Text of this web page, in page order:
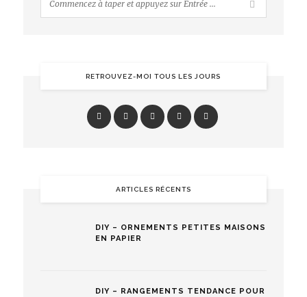
RETROUVEZ-MOI TOUS LES JOURS
ARTICLES RÉCENTS
DIY – ORNEMENTS PETITES MAISONS
EN PAPIER
DIY – RANGEMENTS TENDANCE POUR